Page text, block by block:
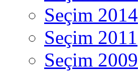
Seçim 2014
Seçim 2011
Seçim 2009